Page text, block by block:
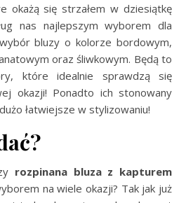
okażą się strzałem w dziesiątkę
nas najlepszym wyborem dla
bluzy o kolorze bordowym,
oraz śliwkowym. Będą to
które idealnie sprawdzą się
okazji! Ponadto ich stonowany
łatwiejsze w stylizowaniu!
rozpinana bluza z kapturem
na wiele okazji? Tak jak już